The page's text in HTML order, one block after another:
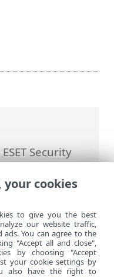
ESET Security
Security
> Informe de
your cookies
to give you the best
our website traffic,
You can agree to the
"Accept all and close",
by choosing "Accept
your cookie settings by
also have the right to